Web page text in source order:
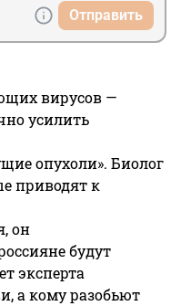
Отправить
вирусов —
усилить
опухоли». Биолог
приводят к
он
будут
эксперта
а кому разобьют